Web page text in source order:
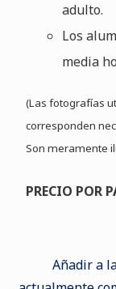
adulto.
Los
media
(Las fotografías
corresponden
Son meramente
PRECIO POR
Añadir a